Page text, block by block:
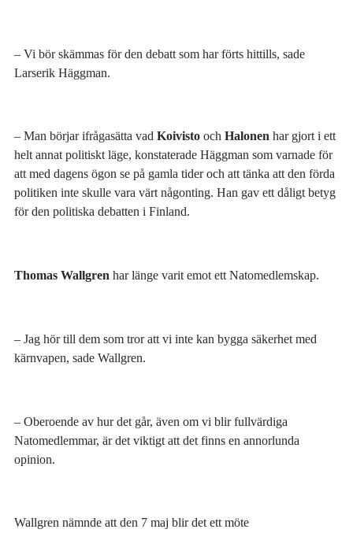
– Vi bör skämmas för den debatt som har förts hittills, sade
Larserik Häggman.
– Man börjar ifrågasätta vadKoivisto och Halonen har gjort i ett
helt annat politiskt läge, konstaterade Häggman som varnade för
att med dagens ögon se på gamla tider och att tänka att den förda
politiken inte skulle vara värt någonting. Han gav ett dåligt betyg
för den politiska debatten i Finland.
Thomas Wallgren har länge varit emot ett Natomedlemskap.
– Jag hör till dem som tror att vi inte kan bygga säkerhet med
kärnvapen, sade Wallgren.
– Oberoende av hur det går, även om vi blir fullvärdiga
Natomedlemmar, är det viktigt att det finns en annorlunda
opinion.
Wallgren nämnde att den 7 maj blir det ett möte